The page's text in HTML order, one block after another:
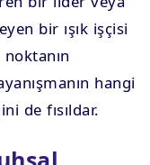
bir ışık işçisi
hangi
de fısıldar.